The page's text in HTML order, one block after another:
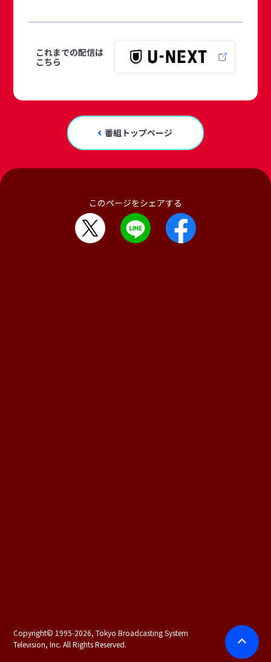
これまでの配信は
こちら
番組トップページ
このページをシェアする
Copyright© 1995-2026, Tokyo Broadcasting System
Television, Inc. All Rights Reserved.